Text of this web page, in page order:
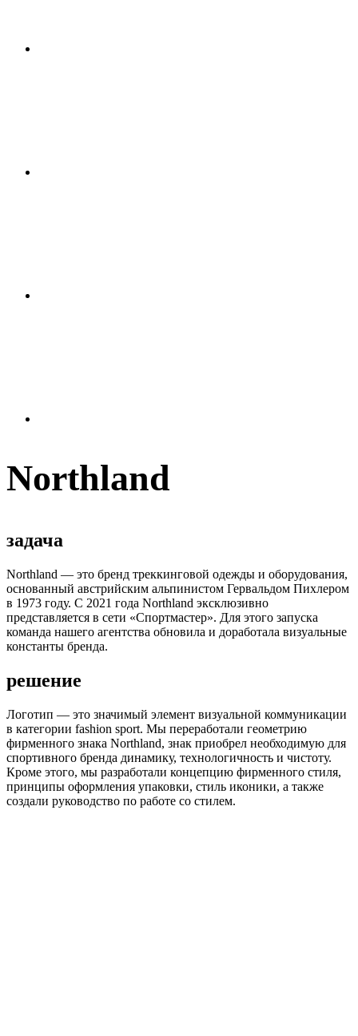
Northland
задача
Northland — это бренд треккинговой одежды и оборудования,
основанный австрийским альпинистом Гервальдом Пихлером
в 1973 году. С 2021 года Northland эксклюзивно
представляется в сети «Спортмастер». Для этого запуска
команда нашего агентства обновила и доработала визуальные
константы бренда.
решение
Логотип — это значимый элемент визуальной коммуникации
в категории fashion sport. Мы переработали геометрию
фирменного знака Northland, знак приобрел необходимую для
спортивного бренда динамику, технологичность и чистоту.
Кроме этого, мы разработали концепцию фирменного стиля,
принципы оформления упаковки, стиль иконики, а также
создали руководство по работе со стилем.